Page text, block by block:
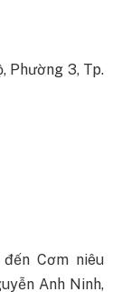
Phường 3, Tp.
Cơm niêu
Anh Ninh,